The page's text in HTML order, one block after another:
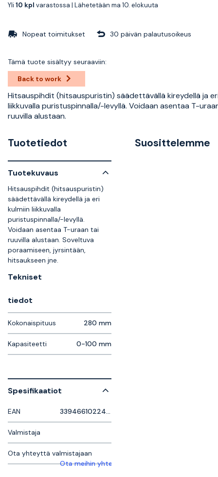
Yli 10 kpl varastossa | Lähetetään ma 10. elokuuta
Nopeat toimitukset 30 päivän palautusoikeus
Tämä tuote sisältyy seuraaviin:
Back to work
Hitsauspihdit (hitsauspuristin) säädettävällä kireydellä ja
liikkuvalla puristuspinnalla/-levyllä. Voidaan asentaa T-
ruuvilla alustaan.
Tuotetiedot
Tuotekuvaus
Hitsauspihdit (hitsauspuristin)
säädettävällä kireydellä ja eri
kulmiin liikkuvalla
puristuspinnalla/-levyllä.
Voidaan asentaa T-uraan tai
ruuvilla alustaan. Soveltuva
poraamiseen, jyrsintään,
hitsaukseen jne.
Tekniset
tiedot
Kokonaispituus 280 mm
Kapasiteetti 0-100 mm
Spesifikaatiot
EAN 3394661022479
Valmistaja
Ota yhteyttä valmistajaan
Ota meihin yhteyttä saadaksesi lisätietoja
Suosittelemme